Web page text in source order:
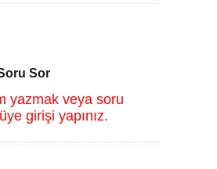
Sor
yazmak veya soru
girişi yapınız.